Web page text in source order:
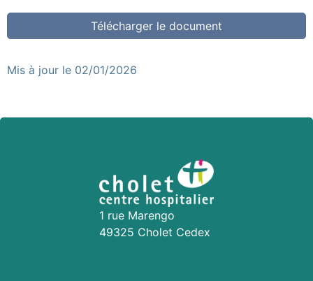
Télécharger le document
Mis à jour le 02/01/2026
1 rue Marengo
49325 Cholet Cedex